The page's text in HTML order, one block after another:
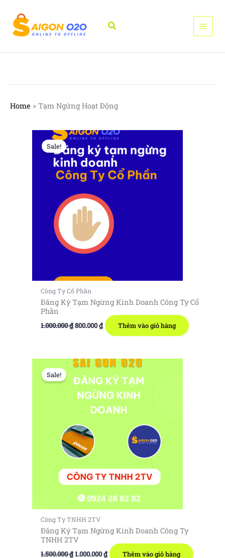
Tìm
Home » Tạm Ngừng Hoạt Động
Sale!
Công Ty Cổ Phần
Đăng Ký Tạm Ngừng Kinh Doanh Công Ty Cổ
Phần
1.000.000₫Giá
800.000₫Giá
hiện
800.000 ₫.
Thêm vào giỏ hàng
Sale!
Công Ty TNHH 2TV
Đăng Ký Tạm Ngừng Kinh Doanh Công Ty
TNHH 2TV
1.500.000₫Giá
1.000.000₫Giá
Thêm vào giỏ hàng